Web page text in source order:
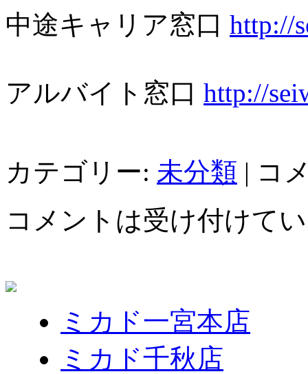
中途キャリア窓口 http://
アルバイト窓口 http://
カテゴリー: 未分類 | コ
コメントは受け付けて
ミカド一宮本店
ミカド千秋店